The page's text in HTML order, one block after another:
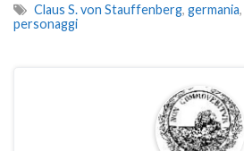
Claus S. von Stauffenberg, germania,
personaggi